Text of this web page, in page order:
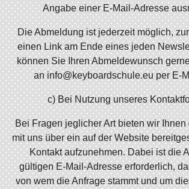
Angabe einer E-Mail-Adresse
Die Abmeldung ist jederzeit möglich,
einen Link am Ende eines jeden
können Sie Ihren Abmeldewunsch
an info@keyboardschule.eu per E-
c) Bei Nutzung unseres
Bei Fragen jeglicher Art bieten wir Ihnen
mit uns über ein auf der Website
Kontakt aufzunehmen. Dabei ist die
gültigen E-Mail-Adresse erforderlich,
von wem die Anfrage stammt und um